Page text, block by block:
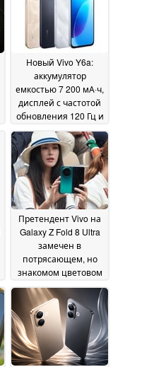
Новый Vivo Y6a:
аккумулятор
емкостью 7 200 мА·ч,
дисплей с частотой
обновления 120 Гц и
процессор
Snapdragon 4 Gen 2
по доступной цене26
June 2026
Претендент Vivo на
Galaxy Z Fold 8 Ultra
замечен в
потрясающем, но
знакомом цветовом
решении в
преддверии запуска
10 June 2026